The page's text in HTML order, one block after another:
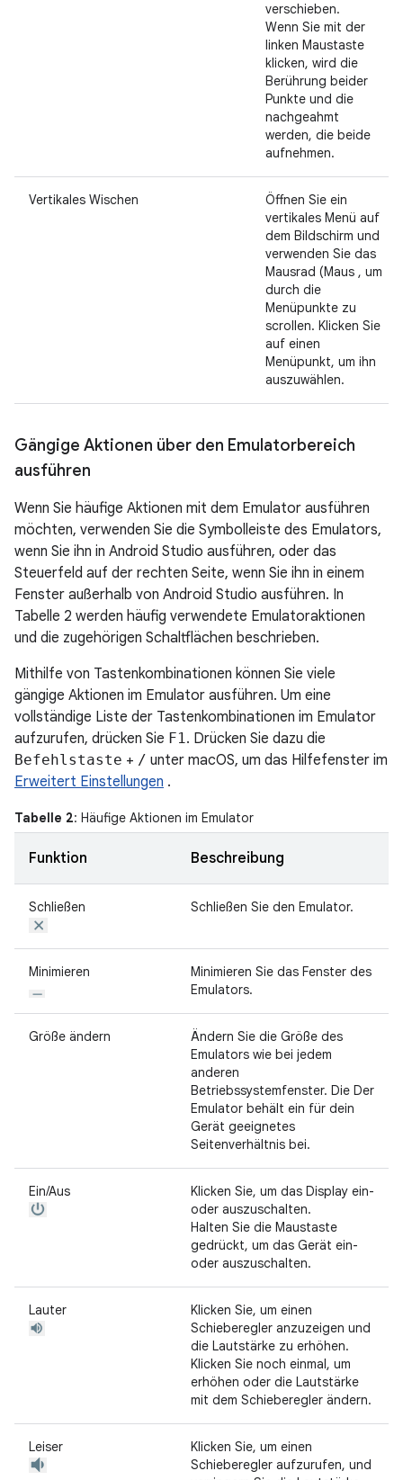
verschieben.
Wenn Sie mit der
linken Maustaste
klicken, wird die
Berührung beider
Punkte und die
nachgeahmt
werden, die beide
aufnehmen.
Vertikales Wischen
Öffnen Sie ein
vertikales Menü auf
dem Bildschirm und
verwenden Sie das
Mausrad (Maus , um
durch die
Menüpunkte zu
scrollen. Klicken Sie
auf einen
Menüpunkt, um ihn
auszuwählen.
Gängige Aktionen über den Emulatorbereich
ausführen
Wenn Sie häufige Aktionen mit dem Emulator ausführen
möchten, verwenden Sie die Symbolleiste des Emulators,
wenn Sie ihn in Android Studio ausführen, oder das
Steuerfeld auf der rechten Seite, wenn Sie ihn in einem
Fenster außerhalb von Android Studio ausführen. In
Tabelle 2 werden häufig verwendete Emulatoraktionen
und die zugehörigen Schaltflächen beschrieben.
Mithilfe von Tastenkombinationen können Sie viele
gängige Aktionen im Emulator ausführen. Um eine
vollständige Liste der Tastenkombinationen im Emulator
aufzurufen, drücken Sie F1. Drücken Sie dazu die
Befehlstaste + / unter macOS, um das Hilfefenster im
Erweitert Einstellungen .
Tabelle 2: Häufige Aktionen im Emulator
Funktion Beschreibung
Schließen Schließen Sie den Emulator.
Minimieren
Minimieren Sie das Fenster des
Emulators.
Größe ändern
Ändern Sie die Größe des
Emulators wie bei jedem
anderen
Betriebssystemfenster. Die Der
Emulator behält ein für dein
Gerät geeignetes
Seitenverhältnis bei.
Ein/Aus
Klicken Sie, um das Display ein-
oder auszuschalten.
Halten Sie die Maustaste
gedrückt, um das Gerät ein-
oder auszuschalten.
Lauter
Klicken Sie, um einen
Schieberegler anzuzeigen und
die Lautstärke zu erhöhen.
Klicken Sie noch einmal, um
erhöhen oder die Lautstärke
mit dem Schieberegler ändern.
Leiser
Klicken Sie, um einen
Schieberegler aufzurufen, und